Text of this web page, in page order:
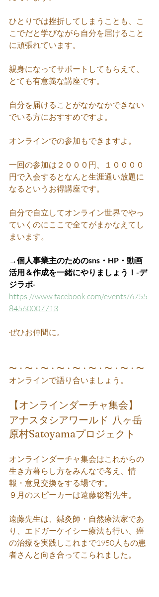
ひとりでは挫折してしまうことも、こ
こでだと学びながら自分を届けること
に頑張れています。
親身になってサポートしてもらえて、
とても有意義な講座です。
自分を届けることがなかなかできない
でいる方におすすめですよ。
オンラインでの参加もできますよ。
一回の参加は２０００円、１００００
円で入会するとなんと生涯通い放題に
なるというお得講座です。
自分で自立してオンライン世界でやっ
ていくのにここで全てがまかなえてし
まいます。
→個人事業主のためのsns・HP・動画
活用＆作成を一緒にやりましょう！-デ
ジラボ-
https://www.facebook.com/events/6755
84560007713
ぜひお仲間に。
〜・〜・〜・〜・〜・〜・〜・〜・〜
オンラインで語り合いましょう。
【オンラインダーチャ集会】
アナスタシアワールド  八ヶ岳
原村Satoyamaプロジェクト
オンラインダーチャ集会はこれからの
生き方暮らし方をみんなで考え、情
報・意見交換をする場です。
９月のスピーカーは遠藤聡哲先生。
遠藤先生は、鍼灸師・自然療法家であ
り、エドガーケイシー療法も行い、癌
の治療を実践しこれまで1950人もの患
者さんと向き合ってこられました。